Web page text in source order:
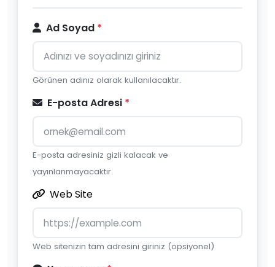
Ad Soyad *
Görünen adınız olarak kullanılacaktır.
E-posta Adresi *
E-posta adresiniz gizli kalacak ve
yayınlanmayacaktır.
Web Site
Web sitenizin tam adresini giriniz (opsiyonel)